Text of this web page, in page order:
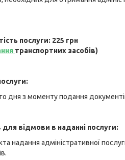
послуги: 225 грн
транспортних засобів)
дня з моменту подання
для відмови в наданні послуги:
надання адміністративної